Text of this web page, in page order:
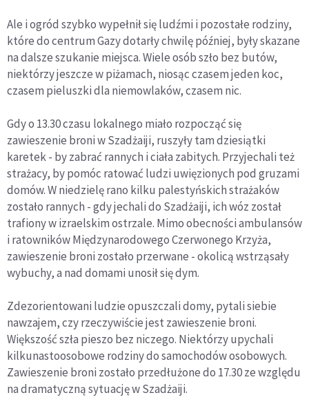
Ale i ogród szybko wypełnił się ludźmi i pozostałe rodziny,
które do centrum Gazy dotarły chwilę później, były skazane
na dalsze szukanie miejsca. Wiele osób szło bez butów,
niektórzy jeszcze w piżamach, niosąc czasem jeden koc,
czasem pieluszki dla niemowlaków, czasem nic.
Gdy o 13.30 czasu lokalnego miało rozpocząć się
zawieszenie broni w Szadżaiji, ruszyły tam dziesiątki
karetek - by zabrać rannych i ciała zabitych. Przyjechali też
strażacy, by pomóc ratować ludzi uwięzionych pod gruzami
domów. W niedzielę rano kilku palestyńskich strażaków
zostało rannych - gdy jechali do Szadżaiji, ich wóz został
trafiony w izraelskim ostrzale. Mimo obecności ambulansów
i ratowników Międzynarodowego Czerwonego Krzyża,
zawieszenie broni zostało przerwane - okolicą wstrząsały
wybuchy, a nad domami unosił się dym.
Zdezorientowani ludzie opuszczali domy, pytali siebie
nawzajem, czy rzeczywiście jest zawieszenie broni.
Większość szła pieszo bez niczego. Niektórzy upychali
kilkunastoosobowe rodziny do samochodów osobowych.
Zawieszenie broni zostało przedłużone do 17.30 ze względu
na dramatyczną sytuację w Szadżaiji.